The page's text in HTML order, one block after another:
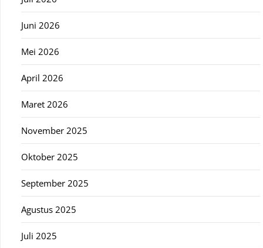
Juni 2026
Mei 2026
April 2026
Maret 2026
November 2025
Oktober 2025
September 2025
Agustus 2025
Juli 2025